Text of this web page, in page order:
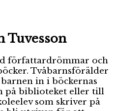
Tuvesson
författardrömmar och
Tvåbarnsförälder
in i böckernas
på biblioteket eller till
som skriver på